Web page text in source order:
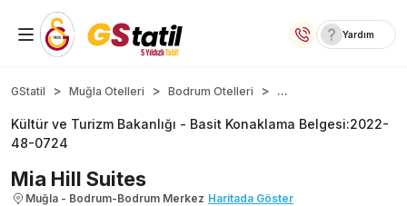
Yurt İçi Oteller
Temalı Oteller
Kıbrıs Otelleri
Yardım
GStatil Muğla Otelleri Bodrum Otelleri ...
Kültür ve Turizm Bakanlığı - Basit Konaklama Belgesi:2022-
48-0724
Mia Hill Suites
Muğla - Bodrum-Bodrum Merkez Haritada Göster